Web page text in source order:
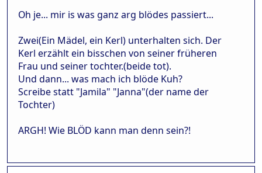
Oh je... mir is was ganz arg blödes passiert...
Zwei(Ein Mädel, ein Kerl) unterhalten sich. Der
Kerl erzählt ein bisschen von seiner früheren
Frau und seiner tochter.(beide tot).
Und dann... was mach ich blöde Kuh?
Screibe statt "Jamila" "Janna"(der name der
Tochter)
ARGH! Wie BLÖD kann man denn sein?!